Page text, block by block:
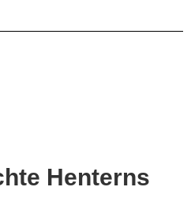
Hen­terns